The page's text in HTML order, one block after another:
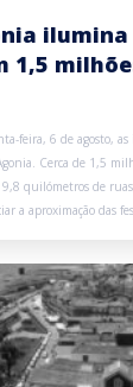
1,5
feira, 6 de agosto,
Cerca de 1,5
quilómetros de
a aproximação das